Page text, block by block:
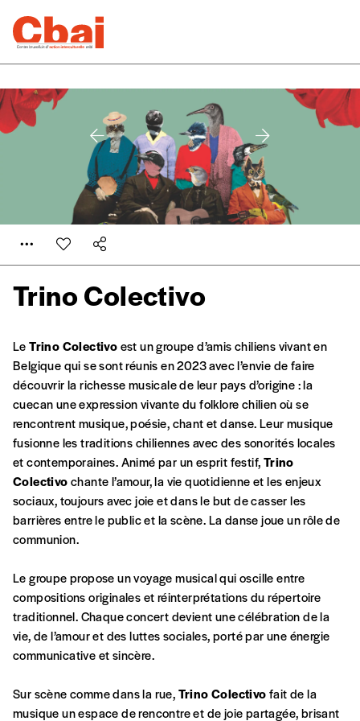
Trino Colectivo
Se connecter
Formulaire de
A partir de 2021,Imag, le magazine de l’interculturel,
Le prix libre est un mode de fixation du prix par
LeTrino Colectivoest un groupe d’amis chiliens vivant en
Belgique qui se sont réunis en 2023 avec l’envie de faire
découvrir la richesse musicale de leur pays d’origine : la
cuecan une expression vivante du folklore chilien où se
rencontrent musique, poésie, chant et danse. Leur musique
fusionne les traditions chiliennes avec des sonorités locales
et contemporaines. Animé par un esprit festif,Trino
Colectivochante l’amour, la vie quotidienne et les enjeux
sociaux, toujours avec joie et dans le but de casser les
barrières entre le public et la scène. La danse joue un rôle de
communion.
Le groupe propose un voyage musical qui oscille entre
compositions originales et réinterprétations du répertoire
traditionnel. Chaque concert devient une célébration de la
vie, de l’amour et des luttes sociales, porté par une énergie
communicative et sincère.
Sur scène comme dans la rue,Trino Colectivofait de la
musique un espace de rencontre et de joie partagée, brisant